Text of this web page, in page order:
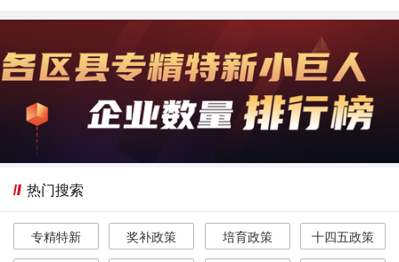
热门搜索
专精特新 奖补政策 培育政策
十四五政策